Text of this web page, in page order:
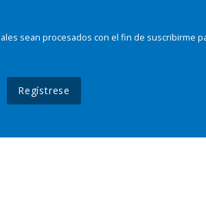
sean procesados con el fin de suscribirme
Regístrese